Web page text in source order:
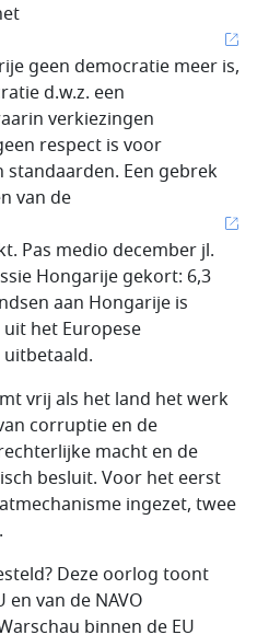
geen democratie meer is,
d.w.z. een
verkiezingen
respect is voor
Een gebrek
van de
Pas medio december jl.
Hongarije gekort: 6,3
aan Hongarije is
het Europese
vrij als het land het werk
corruptie en de
macht en de
besluit. Voor het eerst
ingezet, twee
Deze oorlog toont
en van de NAVO
binnen de EU